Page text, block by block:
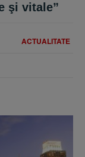
şi vitale”
ACTUALITATE